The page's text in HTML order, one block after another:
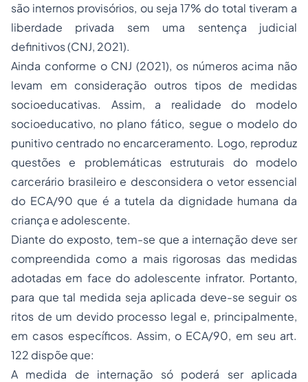
são internos provisórios, ou seja 17% do total tiveram a
liberdade privada sem uma sentença judicial
definitivos (CNJ, 2021).
Ainda conforme o CNJ (2021), os números acima não
levam em consideração outros tipos de medidas
socioeducativas. Assim, a realidade do modelo
socioeducativo, no plano fático, segue o modelo do
punitivo centrado no encarceramento. Logo, reproduz
questões e problemáticas estruturais do modelo
carcerário brasileiro e desconsidera o vetor essencial
do ECA/90 que é a tutela da dignidade humana da
criança e adolescente.
Diante do exposto, tem-se que a internação deve ser
compreendida como a mais rigorosas das medidas
adotadas em face do adolescente infrator. Portanto,
para que tal medida seja aplicada deve-se seguir os
ritos de um devido processo legal e, principalmente,
em casos específicos. Assim, o ECA/90, em seu art.
122 dispõe que:
A medida de internação só poderá ser aplicada